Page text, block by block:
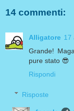
14 commenti:
Alligatore 17
Grande!
pure stato 😎
Rispondi
Risposte